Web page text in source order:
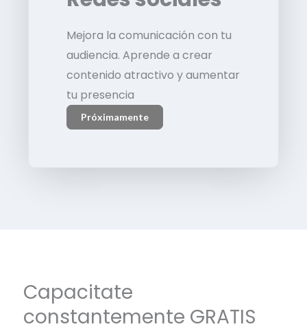
Mejora la comunicación con tu
audiencia. Aprende a crear
contenido atractivo y aumentar
tu presencia
Próximamente
Capacitate
constantemente GRATIS